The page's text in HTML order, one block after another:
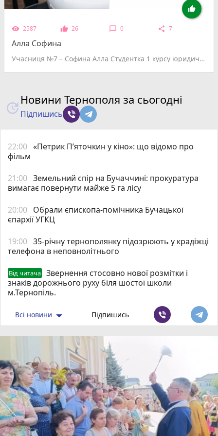

remove_red_eye 2587 thumb_up 26 chat_bubble_outline 0 share 7
Алла Софина
Учасниця №7 – Софина Алла Студентка 1 курсу юридичного факультету. Завжди отримую максимум від життя, впевнена у собі, цілеспрямована. Свій вільний час намагаюся проводити з рідними та близькими, даруючи їм щось особливе, зроблене власними руками. Перш за все, мрію про спокій та мир на нашій землі, адже поряд з цим всі інші бажання стають незначними. Життєве кредо: По житті йду зі словами Матері Терези: «Life is a dream, realize it».
Новини Тернополя за сьогодні
Підпишись
22:00 «Петрик П’яточкин у кіно»: що відомо про
фільм
21:00 Земельний спір на Бучаччині: прокуратура
вимагає повернути майже 5 га лісу
20:00 Обрали єпископа-помічника Бучацької
єпархії УГКЦ
19:00 35-річну тернополянку підозрюють у крадіжці
телефона в неповнолітнього
Від читача
Звернення стосовно нової розмітки і
знаків дорожнього руху біля шостої школи
м.Тернопіль.
Всі новини Підпишись